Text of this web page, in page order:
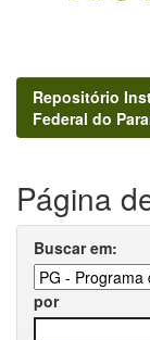
Repositório
Federal do
Página
Buscar em:
por